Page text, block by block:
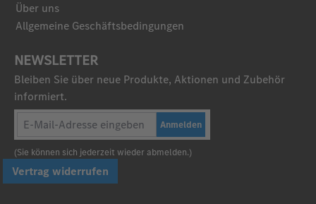
Über uns
Allgemeine Geschäftsbedingungen
NEWSLETTER
Bleiben Sie über neue Produkte, Aktionen und Zubehör
informiert.
Anmelden
(Sie können sich jederzeit wieder abmelden.)
Vertrag widerrufen